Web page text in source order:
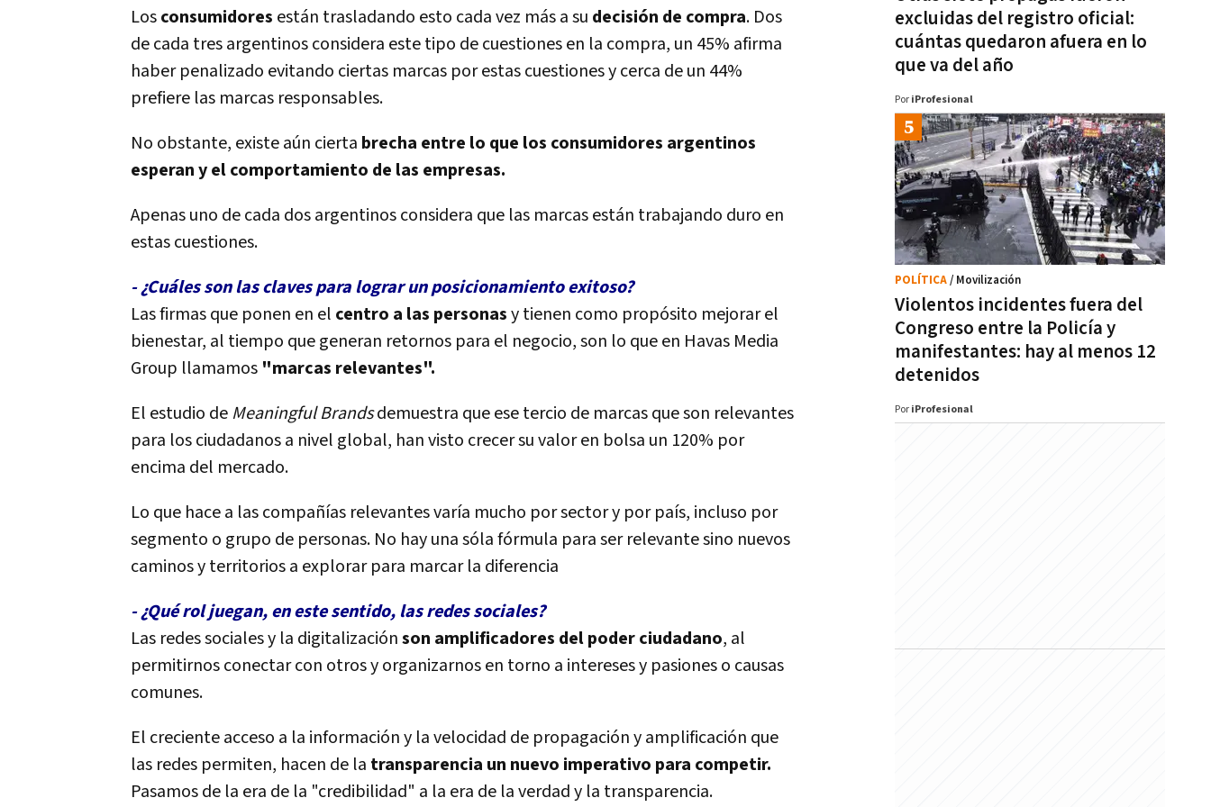
Losconsumidores están trasladando esto cada vez más a su decisión de compra. Dos
de cada tres argentinos considera este tipo de cuestiones en la compra, un 45% afirma
haber penalizado evitando ciertas marcas por estas cuestiones y cerca de un 44%
prefiere las marcas responsables.
No obstante, existe aún cierta brecha entre lo que los consumidores argentinos
esperan y el comportamiento de las empresas.
Apenas uno de cada dos argentinos considera que las marcas están trabajando duro en
estas cuestiones.
- ¿Cuáles son las claves para lograr un posicionamiento exitoso?
Las firmas que ponen en el centro a las personasy tienen como propósito mejorar el
bienestar, al tiempo que generan retornos para el negocio, son lo que en Havas Media
Group llamamos "marcas relevantes".
El estudio de Meaningful Brandsdemuestra que ese tercio de marcas que son relevantes
para los ciudadanos a nivel global, han visto crecer su valor en bolsa un 120% por
encima del mercado.
Lo que hace a las compañías relevantes varía mucho por sector y por país, incluso por
segmento o grupo de personas. No hay una sóla fórmula para ser relevante sino nuevos
caminos y territorios a explorar para marcar la diferencia
- ¿Qué rol juegan, en este sentido, las redes sociales?
Las redes sociales y la digitalizaciónson amplificadores del poder ciudadano, al
permitirnos conectar con otros y organizarnos en torno a intereses y pasiones o causas
comunes.
El creciente acceso a la información y la velocidad de propagación y amplificación que
las redes permiten, hacen de la transparencia un nuevo imperativo para competir.
Pasamos de la era de la "credibilidad" a la era de la verdad y la transparencia.
excluidas del registro oficial:
cuántas quedaron afuera en lo
que va del año
Por iProfesional
Violentos incidentes fuera del
Congreso entre la Policía y
manifestantes: hay al menos 12
detenidos
POLÍTICA/ Movilización
Por iProfesional